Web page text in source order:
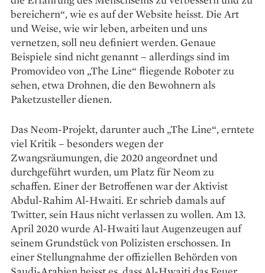
bereichern“, wie es auf der Website heisst. Die Art
und Weise, wie wir leben, arbeiten und uns
vernetzen, soll neu definiert werden. Genaue
Beispiele sind nicht genannt – allerdings sind im
Promovideo von „The Line“ fliegende Roboter zu
sehen, etwa Drohnen, die den Bewohnern als
Paketzusteller dienen.
Das Neom-Projekt, darunter auch „The Line“, erntete
viel Kritik – besonders wegen der
Zwangsräumungen, die 2020 angeordnet und
durchgeführt wurden, um Platz für Neom zu
schaffen. Einer der Betroffenen war der Aktivist
Abdul-Rahim Al-Hwaiti. Er schrieb damals auf
Twitter, sein Haus nicht verlassen zu wollen. Am 13.
April 2020 wurde Al-Hwaiti laut Augen­zeugen auf
seinem Grundstück von Polizisten erschossen. In
einer Stellungnahme der offiziellen Behörden von